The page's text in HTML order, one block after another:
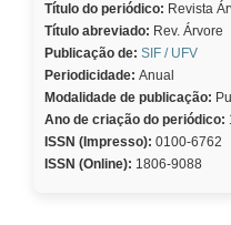
Título do periódico: Revista
Título abreviado: Rev. Árvore
Publicação de: SIF / UFV
Periodicidade: Anual
Modalidade de publicação:
Ano de criação do periódico:
ISSN (Impresso): 0100-6762
ISSN (Online): 1806-9088